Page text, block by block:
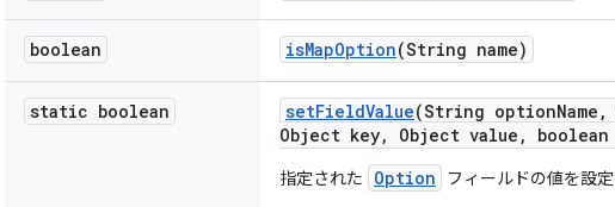
boolean isMapOption(String name)
static boolean setFieldValue(String optionName ,
Object key, Object value ,
指定された Option フィールドの値を設定